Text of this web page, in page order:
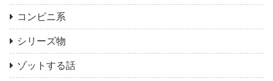
コンビニ系
シリーズ物
ゾットする話